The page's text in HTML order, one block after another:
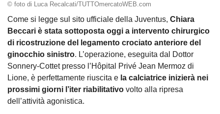
© foto di Luca Recalcati/TUTTOmercatoWEB.com
Come si legge sul sito ufficiale della Juventus, Chiara
Beccari è stata sottoposta oggi a intervento chirurgico
di ricostruzione del legamento crociato anteriore del
ginocchio sinistro. L’operazione, eseguita dal Dottor
Sonnery-Cottet presso l’Hôpital Privé Jean Mermoz di
Lione, è perfettamente riuscita e la calciatrice inizierà nei
prossimi giorni l’iter riabilitativo volto alla ripresa
dell’attività agonistica.